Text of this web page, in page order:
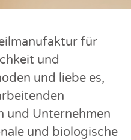
für
und
und liebe es,
und Unternehmen
und biologische